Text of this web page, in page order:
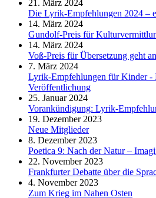
21. März 2024
Die Lyrik-Empfehlungen 2024 –
14. März 2024
Gundolf-Preis für
14. März 2024
Voß-Preis für Übersetzung geht
7. März 2024
Lyrik-Empfehlungen für Kinder -
Veröffentlichung
25. Januar 2024
Vorankündigung: Lyrik-
19. Dezember 2023
Neue Mitglieder
8. Dezember 2023
Poetica 9: Nach der Natur –
22. November 2023
Frankfurter Debatte über die
4. November 2023
Zum Krieg im Nahen Osten